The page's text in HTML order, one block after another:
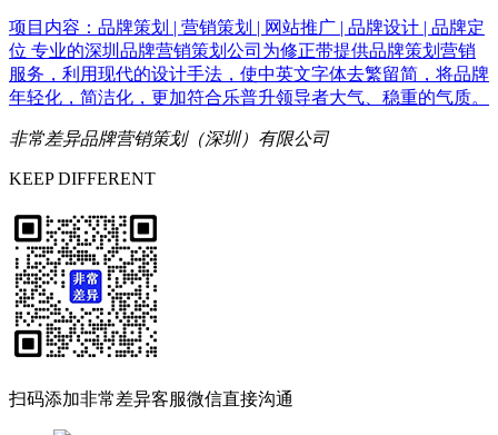
项目内容：品牌策划 | 营销策划 | 网站推广 | 品牌设计 | 品牌定
位 专业的深圳品牌营销策划公司为修正带提供品牌策划营销
服务，利用现代的设计手法，使中英文字体去繁留简，将品牌
年轻化，简洁化，更加符合乐普升领导者大气、稳重的气质。
非常差异品牌营销策划（深圳）有限公司
KEEP DIFFERENT
扫码添加非常差异客服微信直接沟通